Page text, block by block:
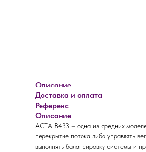
Описание
Доставка и оплата
Референс
Описание
АСТА В433 – одна из средних
перекрытие потока либо управлять
выполнять балансировку системы и